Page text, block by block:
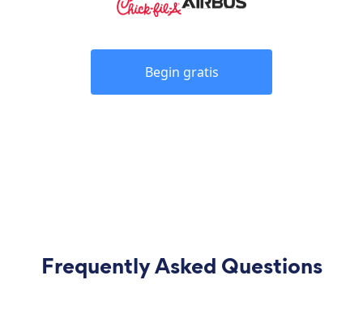
Begin gratis
Frequently Asked Questions